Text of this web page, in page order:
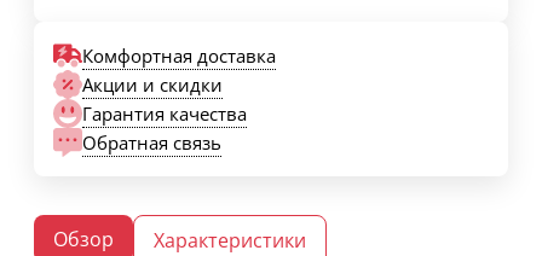
Комфортная доставка
Акции и скидки
Гарантия качества
Обратная связь
Обзор Характеристики